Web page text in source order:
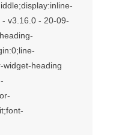
v3.16.0 - 20-09-
widget-heading